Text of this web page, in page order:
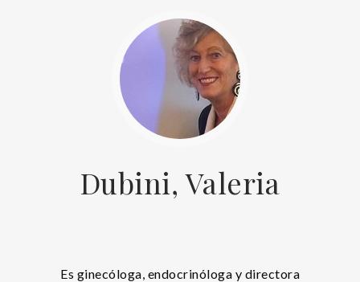
Dubini, Valeria
Es ginecóloga, endocrinóloga y directora